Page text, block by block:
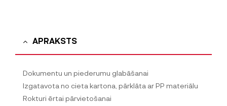
APRAKSTS
Dokumentu un piederumu glabāšanai
Izgatavota no cieta kartona, pārklāta ar PP materiālu
Rokturi ērtai pārvietošanai